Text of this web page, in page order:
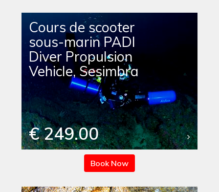
Cours de scooter
sous-marin PADI
Diver Propulsion
Vehicle, Sesimbra
€ 249.00
Book Now